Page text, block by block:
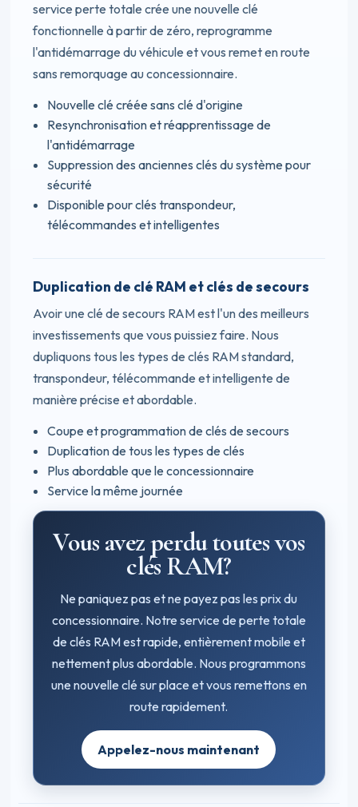
service perte totale crée une nouvelle clé
fonctionnelle à partir de zéro, reprogramme
l'antidémarrage du véhicule et vous remet en route
sans remorquage au concessionnaire.
Nouvelle clé créée sans clé d'origine
Resynchronisation et réapprentissage de
l'antidémarrage
Suppression des anciennes clés du système pour
sécurité
Disponible pour clés transpondeur,
télécommandes et intelligentes
Duplication de clé RAM et clés de secours
Avoir une clé de secours RAM est l'un des meilleurs
investissements que vous puissiez faire. Nous
dupliquons tous les types de clés RAM standard,
transpondeur, télécommande et intelligente de
manière précise et abordable.
Coupe et programmation de clés de secours
Duplication de tous les types de clés
Plus abordable que le concessionnaire
Service la même journée
Vous avez perdu toutes vos
clés RAM?
Ne paniquez pas et ne payez pas les prix du
concessionnaire. Notre service de perte totale
de clés RAM est rapide, entièrement mobile et
nettement plus abordable. Nous programmons
une nouvelle clé sur place et vous remettons en
route rapidement.
Appelez-nous maintenant